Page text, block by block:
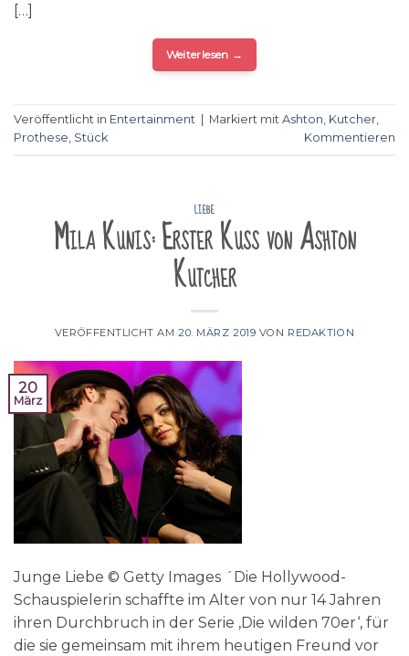
[…]
Weiterlesen →
Veröffentlicht in Entertainment Markiert mit Ashton Kutcher
Prothese Stück Kommentieren
LIEBE
Mila Kunis: Erster Kuss von Ashton
Kutcher
VERÖFFENTLICHT AM 20. MÄRZ 2019 VON REDAKTION
20
März
Junge Liebe © Getty Images ´Die Hollywood-
Schauspielerin schaffte im Alter von nur 14 Jahren
ihren Durchbruch in der Serie ‚Die wilden 70er‘, für
die sie gemeinsam mit ihrem heutigen Freund vor